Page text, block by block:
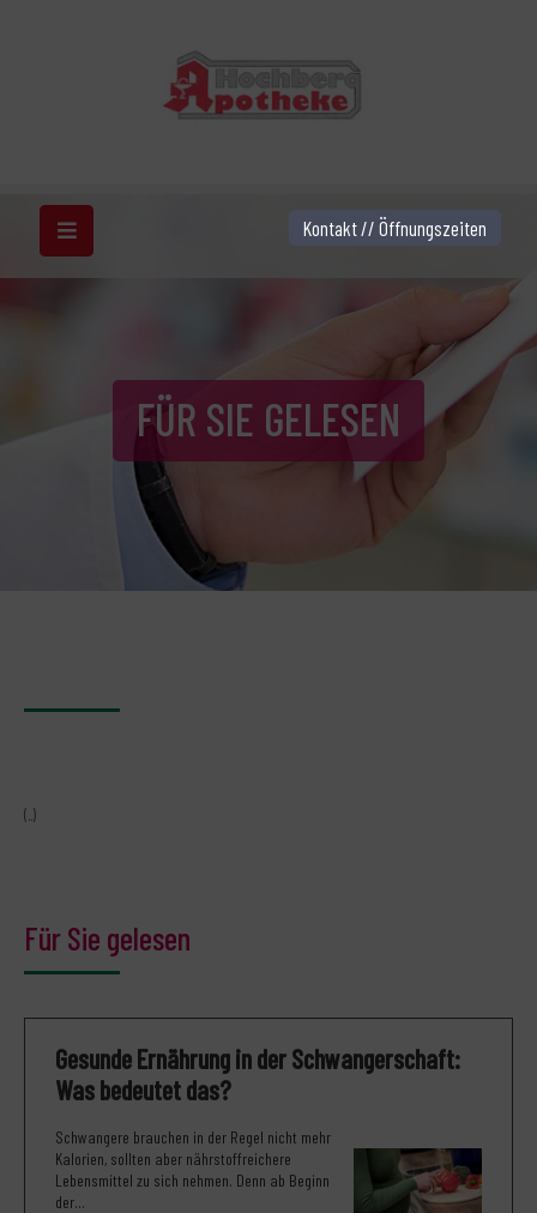
FÜR SIE GELESEN
(..)
Für Sie gelesen
Gesunde Ernährung in der Schwangerschaft:
Was bedeutet das?
Schwangere brauchen in der Regel nicht mehr
Kalorien, sollten aber nährstoffreichere
Lebensmittel zu sich nehmen. Denn ab Beginn
der...
Kontakt // Öffnungszeiten